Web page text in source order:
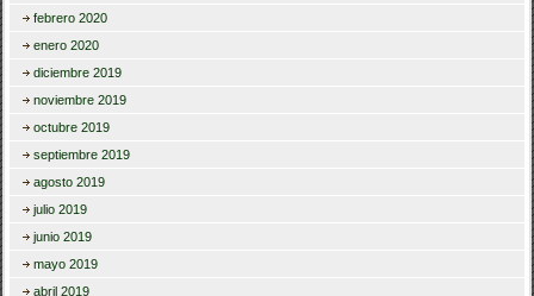
febrero 2020
enero 2020
diciembre 2019
noviembre 2019
octubre 2019
septiembre 2019
agosto 2019
julio 2019
junio 2019
mayo 2019
abril 2019